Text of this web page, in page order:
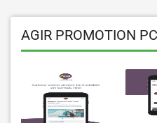
AGIR PROMOTION